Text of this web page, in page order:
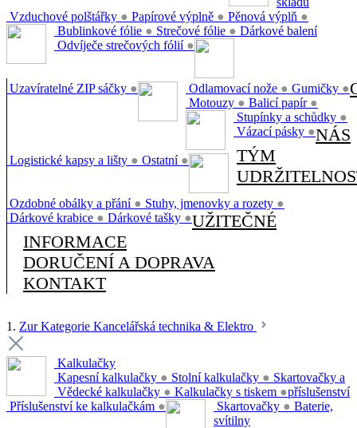
Vzduchové polštářky ● Papírové výplně ● Pěnová výplň ●
Bublinkové fólie ● Strečové fólie ●
Odvíječe strečových fólií ●
Uzavíratelné ZIP sáčky ● Odlamovací nože ● Gumičky ●
Motouzy ● Balicí papír ●
Stupínky a schůdky ●
Vázací pásky ●
Logistické kapsy a lišty ● Ostatní ●
Dárkové balení
Ozdobné obálky a přání ● Stuhy, jmenovky a rozety ●
Dárkové krabice ● Dárkové tašky ●
NÁS
TÝM
UŽITEČNÉ
INFORMACE
DORUČENÍ A DOPRAVA
KONTAKT
1. Zur Kategorie Kancelářská technika & Elektro
Kalkulačky
Kapesní kalkulačky ● Stolní kalkulačky ●
Vědecké kalkulačky ● Kalkulačky s tiskem ●
Příslušenství ke kalkulačkám ●
Skartovačky a
příslušenství
Skartovačky ● Baterie,
svítilny